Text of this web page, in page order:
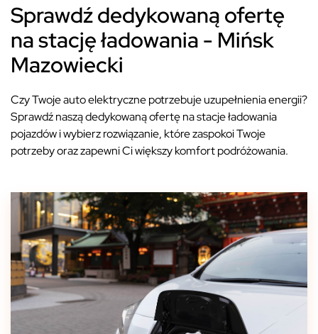
Sprawdź dedykowaną ofertę
na stację ładowania - Mińsk
Mazowiecki
Czy Twoje auto elektryczne potrzebuje uzupełnienia energii?
Sprawdź naszą dedykowaną ofertę na stacje ładowania
pojazdów i wybierz rozwiązanie, które zaspokoi Twoje
potrzeby oraz zapewni Ci większy komfort podróżowania.